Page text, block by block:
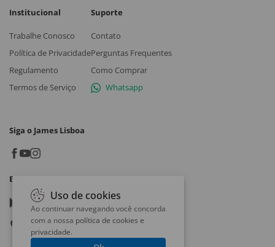
Institucional
Trabalhe Conosco
Política de Privacidade
Regulamento
Termos de Serviço
Suporte
Contato
Perguntas Frequentes
Como Comprar
Whatsapp
Siga o James Lisboa
Baixe o App
Google play
App store
Uso de cookies
Ao continuar navegando você concorda
com a nossa política de cookies e
privacidade.